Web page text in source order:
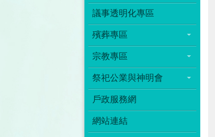
議事透明化專區
殯葬專區
宗教專區
祭祀公業與神明會
戶政服務網
網站連結